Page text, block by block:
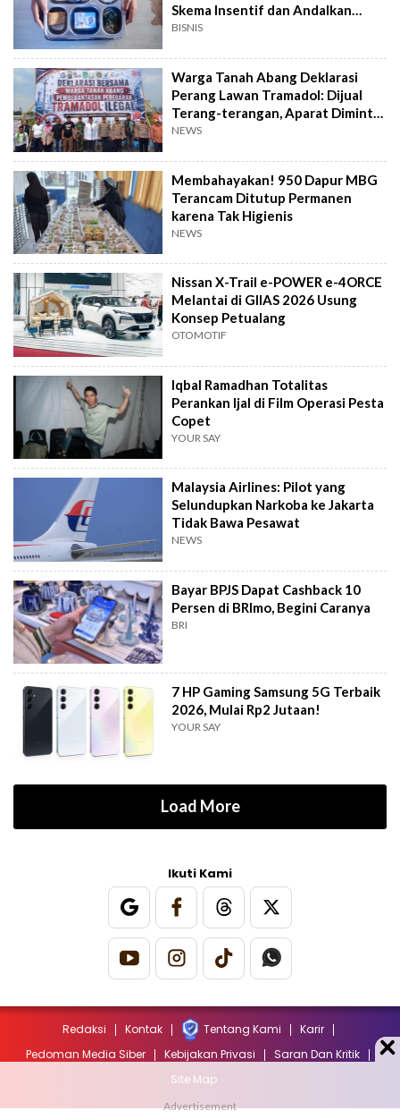
Skema Insentif dan Andalkan
Bahan Pangan
BISNIS
Warga Tanah Abang Deklarasi
Perang Lawan Tramadol: Dijual
Terang-terangan, Aparat Diminta
Bertindak
NEWS
Membahayakan! 950 Dapur MBG
Terancam Ditutup Permanen
karena Tak Higienis
NEWS
Nissan X-Trail e-POWER e-4ORCE
Melantai di GIIAS 2026 Usung
Konsep Petualang
OTOMOTIF
Iqbal Ramadhan Totalitas
Perankan Ijal di Film Operasi Pesta
Copet
YOUR SAY
Malaysia Airlines: Pilot yang
Selundupkan Narkoba ke Jakarta
Tidak Bawa Pesawat
NEWS
Bayar BPJS Dapat Cashback 10
Persen di BRImo, Begini Caranya
BRI
7 HP Gaming Samsung 5G Terbaik
2026, Mulai Rp2 Jutaan!
YOUR SAY
Load More
Ikuti Kami
Redaksi Kontak Tentang Kami
Karir
Pedoman Media Siber
Kebijakan Privasi
Saran Dan Kritik
Site Map